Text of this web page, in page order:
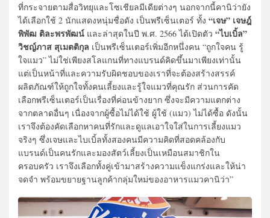
ที่กระจายตามสื่อวิทยุและโซเชียลมีเดียต่างๆ นอกจากนี้คานิว่ายัง
ได้เลือกใช้ 2 นักแสดงหนุ่มชื่อดัง เป็นพรีเซ็นเตอร์ ทั้ง “เจษ” เจษฎ์
พิพัฒ ติละพรพัฒน์ และล่าสุดในปี พ.ศ. 2566 ได้เปิดตัว “ไบเบิ้ล”
วิชญ์ภาส สุเมตติกุล เป็นพรีเซ็นเตอร์เพิ่มอีกหนึ่งคน “ถูกใจคน รู้
ใจแมว” ไม่ใช่เพียงสโลแกนที่ทางแบรนด์คิดขึ้นมาเพียงเท่านั้น
แต่เป็นหน้าที่และความรับผิดชอบของเราที่จะต้องสร้างสรรค์
ผลิตภัณฑ์ให้ถูกใจทั้งคนเลี้ยงและรู้ใจแมวที่คุณรัก ส่วนการคัด
เลือกพรีเซ็นเตอร์เป็นเรื่องที่ค่อนข้างยาก ซึ่งจะมีความแตกต่าง
จากตลาดอื่นๆ เนื่องจากผู้ซื้อไม่ได้ใช้ ผู้ใช้ (แมว) ไม่ได้ซื้อ ดังนั้น
เราจึงต้องคัดเลือกหาคนที่รักและดูแลเอาใจใส่ในการเลี้ยงแมว
จริงๆ ซึ่งเจษและไบเบิ้ลทั้งสองคนมีความคิดที่สอดคล้องกับ
แบรนด์เป็นคนรักและมองสัตว์เลี้ยงเป็นเหมือนสมาชิกใน
ครอบครัว เราจึงเลือกทั้งคู่เข้ามาสร้างความแข็งแกร่งและให้น่า
จดจำ พร้อมขยายฐานลูกค้ากลุ่มใหม่ของอาหารแมวคานิว่า”